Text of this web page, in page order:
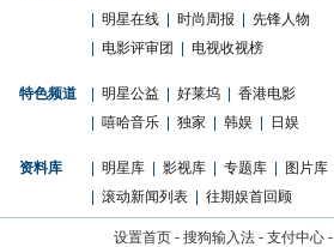
明星在线 时尚周报
先锋人物
电影评审团 电视收视榜
特色频道 明星公益 好莱坞
香港电影
嘻哈音乐 独家 韩娱 日娱
资料库 明星库 影视库 专题库
图片库
滚动新闻列表 往期娱首回顾
设置首页 - 搜狗输入法 - 支付中心 -